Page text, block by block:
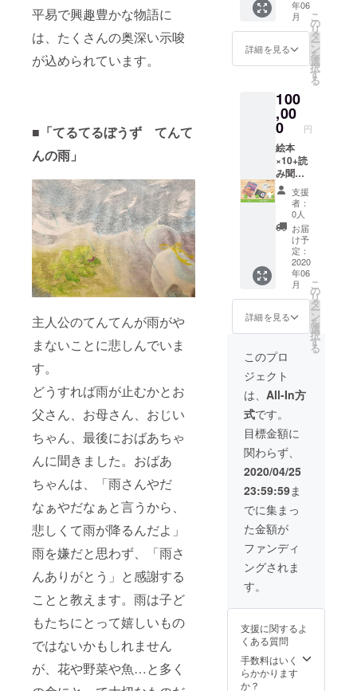
平易で興趣豊かな物語に
は、たくさんの奥深い示唆
が込められています。
■「てるてるぼうず てんて
んの雨」
主人公のてんてんが雨がや
まないことに悲しんでいま
す。
どうすれば雨が止むかとお
父さん、お母さん、おじい
ちゃん、最後におばあちゃ
んに聞きました。おばあ
ちゃんは、「雨さんやだ
なぁやだなぁと言うから、
悲しくて雨が降るんだよ」
雨を嫌だと思わず、「雨さ
んありがとう」と感謝する
ことと教えます。雨は子ど
もたちにとって嬉しいもの
ではないかもしれません
が、花や野菜や魚…と多く
年06
月
詳細を見る
こ
の
リ
タ
ー
ン
を
選
択
す
る
100
,00
0 円
絵本
×10+読
み聞か
せ
CD×10
+直筆の
お礼の
手紙+完
全有機
無農薬
玄米
10kg
支援
者：
0人
お届
け予
定：
2020
年06
月
詳細を見る
こ
の
リ
タ
ー
ン
を
選
択
す
る
このプロ
ジェクト
は、 All-In方
式です。
目標金額に
関わらず、
2020/04/25
23:59:59ま
でに集まっ
た金額が
ファンディ
ングされま
す。
支援に関するよ
くある質問
手数料はいく
らかかります
か？